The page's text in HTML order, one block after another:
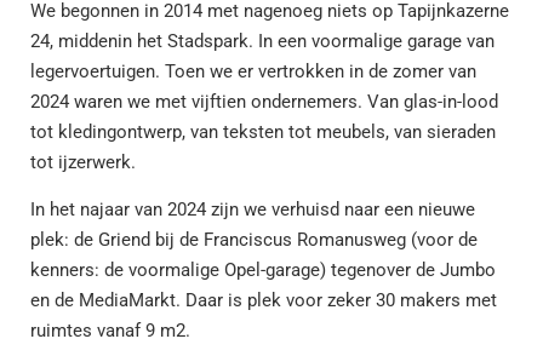
We begonnen in 2014 met nagenoeg niets op Tapijnkazerne
24, middenin het Stadspark. In een voormalige garage van
legervoertuigen. Toen we er vertrokken in de zomer van
2024 waren we met vijftien ondernemers. Van glas-in-lood
tot kledingontwerp, van teksten tot meubels, van sieraden
tot ijzerwerk.
In het najaar van 2024 zijn we verhuisd naar een nieuwe
plek: de Griend bij de Franciscus Romanusweg (voor de
kenners: de voormalige Opel-garage) tegenover de Jumbo
en de MediaMarkt. Daar is plek voor zeker 30 makers met
ruimtes vanaf 9 m2.